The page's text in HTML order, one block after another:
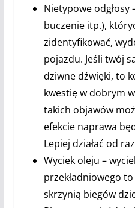
Nietypowe odgłosy
buczenie itp.),
zidentyfikować,
pojazdu. Jeśli twój
dziwne dźwięki, to
kwestię w dobrym
takich objawów
efekcie naprawa
Lepiej działać od
Wyciek oleju –
przekładniowego
skrzynią biegów